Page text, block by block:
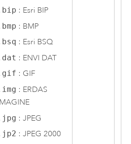
: Esri BIP
: BMP
: Esri BSQ
: ENVI DAT
: GIF
: ERDAS
: JPEG
: JPEG 2000